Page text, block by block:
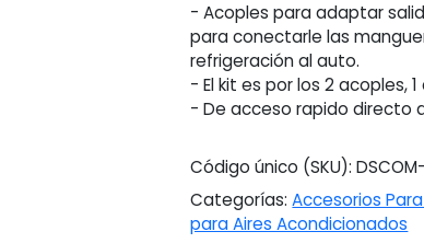
1/4
cantidad
- Acoples para adaptar
para conectarle las
refrigeración al auto.
- El kit es por los 2 acoples,
- De acceso rapido directo
Código único (SKU):
Categorías:Accesorios
para Aires Acondicionados